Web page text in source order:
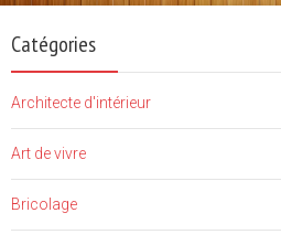
Catégories
Architecte d'intérieur
Art de vivre
Bricolage